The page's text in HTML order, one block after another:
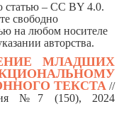
– CC BY 4.0.
свободно
на любом носителе
авторства.
МЛАДШИХ
ТЕКСТА //
№7 (150), 2024